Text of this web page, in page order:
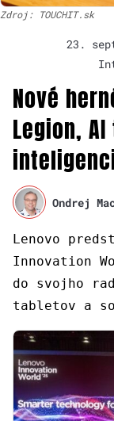
Zdroj: TOUCHIT.sk
23.
Nové
Legion,
Ondrej
Lenovo
Innovation
do svojho
tabletov a